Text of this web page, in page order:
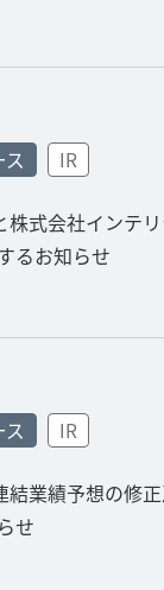
IR
株式会社インテ
るお知らせ
IR
結業績予想の修
せ